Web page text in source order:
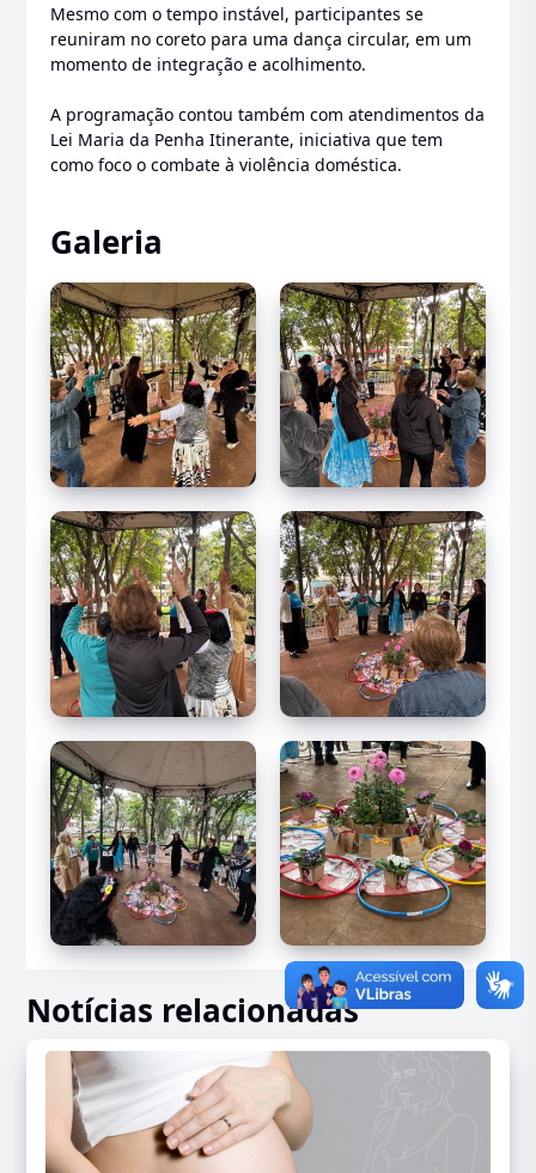
Mesmo com o tempo instável, participantes se
reuniram no coreto para uma dança circular, em um
momento de integração e acolhimento.
A programação contou também com atendimentos da
Lei Maria da Penha Itinerante, iniciativa que tem
como foco o combate à violência doméstica.
Galeria
Notícias relacionadas